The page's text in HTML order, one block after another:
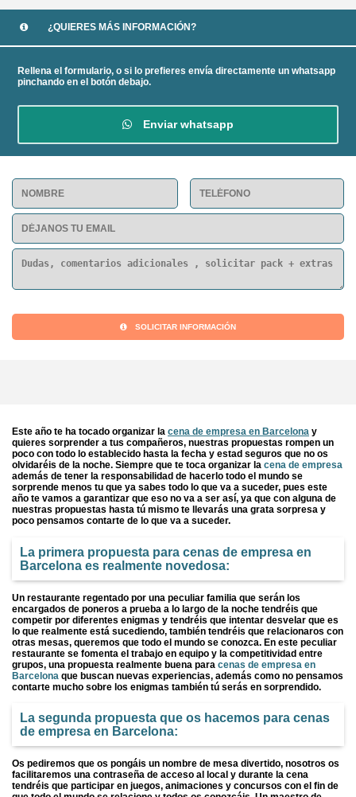
¿QUIERES MÁS INFORMACIÓN?
Rellena el formulario, o si lo prefieres envía directamente un whatsapp
pinchando en el botón debajo.
Enviar whatsapp
SOLICITAR INFORMACIÓN
Este año te ha tocado organizar la cena de empresa en Barcelona y
quieres sorprender a tus compañeros, nuestras propuestas rompen un
poco con todo lo establecido hasta la fecha y estad seguros que no os
olvidaréis de la noche. Siempre que te toca organizar la cena de empresa
además de tener la responsabilidad de hacerlo todo el mundo se
sorprende menos tu que ya sabes todo lo que va a suceder, pues este
año te vamos a garantizar que eso no va a ser así, ya que con alguna de
nuestras propuestas hasta tú mismo te llevarás una grata sorpresa y
poco pensamos contarte de lo que va a suceder.
La primera propuesta para cenas de empresa en
Barcelona es realmente novedosa:
Un restaurante regentado por una peculiar familia que serán los
encargados de poneros a prueba a lo largo de la noche tendréis que
competir por diferentes enigmas y tendréis que intentar desvelar que es
lo que realmente está sucediendo, también tendréis que relacionaros con
otras mesas, queremos que todo el mundo se conozca. En este peculiar
restaurante se fomenta el trabajo en equipo y la competitividad entre
grupos, una propuesta realmente buena para cenas de empresa en
Barcelona que buscan nuevas experiencias, además como no pensamos
contarte mucho sobre los enigmas también tú serás en sorprendido.
La segunda propuesta que os hacemos para cenas
de empresa en Barcelona:
Os pediremos que os pongáis un nombre de mesa divertido, nosotros os
facilitaremos una contraseña de acceso al local y durante la cena
tendréis que participar en juegos, animaciones y concursos con el fin de